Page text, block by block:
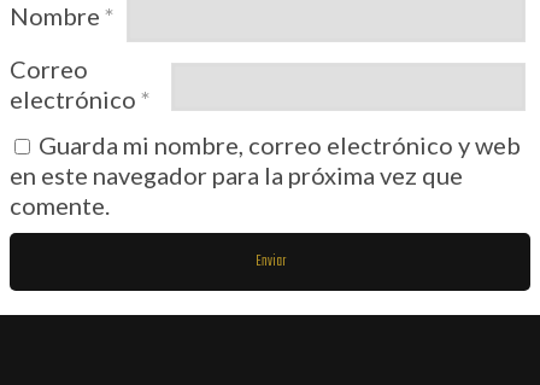
Nombre *
Correo
electrónico *
Guarda mi nombre, correo electrónico y web
en este navegador para la próxima vez que
comente.